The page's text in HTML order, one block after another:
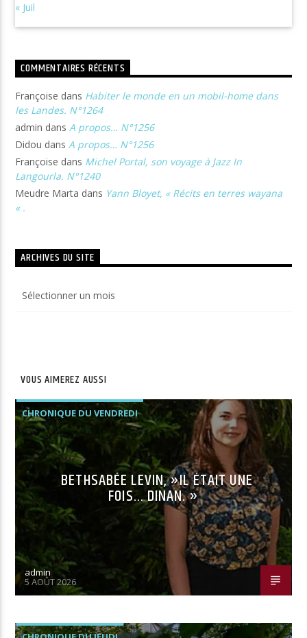
« Juil
COMMENTAIRES RÉCENTS
Françoise dans Habiter le monde en un mobil-home dans
les Landes. N°1264
admin dansA propos… N°1256
Didou dansA propos… N°1256
Françoise dans Michel Portal, son voyage à Jazz In
Langourla. N°1240
Meudre Marta dans Yann Bloyet, « Récits en terres wayana
« .
ARCHIVES DU SITE
du
VOUS AIMEREZ AUSSI
CHRONIQUE DU VENDREDI
BETHSABÉE LEVIN, »IL ÉTAIT UNE
FOIS… DINAN. »
admin
5 AOÛT 2026